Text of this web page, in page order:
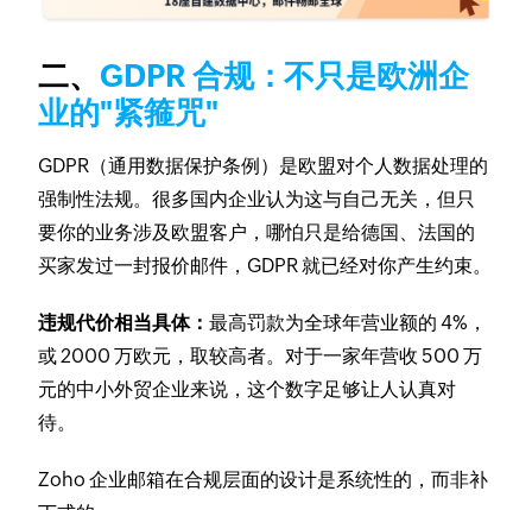
二、 GDPR 合规：不只是欧洲企
业的"紧箍咒"
GDPR（通用数据保护条例）是欧盟对个人数据处理的
强制性法规。很多国内企业认为这与自己无关，但只
要你的业务涉及欧盟客户，哪怕只是给德国、法国的
买家发过一封报价邮件，GDPR 就已经对你产生约束。
违规代价相当具体：最高罚款为全球年营业额的 4%，
或 2000 万欧元，取较高者。对于一家年营收 500 万
元的中小外贸企业来说，这个数字足够让人认真对
待。
Zoho 企业邮箱在合规层面的设计是系统性的，而非补